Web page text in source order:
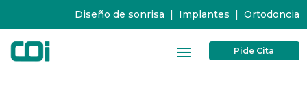
Diseño de sonrisa | Implantes | Ortodoncia
Pide Cita